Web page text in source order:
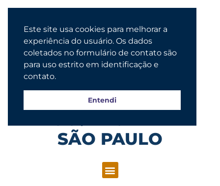
SÃO PAULO
Este site usa cookies para melhorar a
experiência do usuário. Os dados
coletados no formulário de contato são
para uso estrito em identificação e
contato.
Entendi